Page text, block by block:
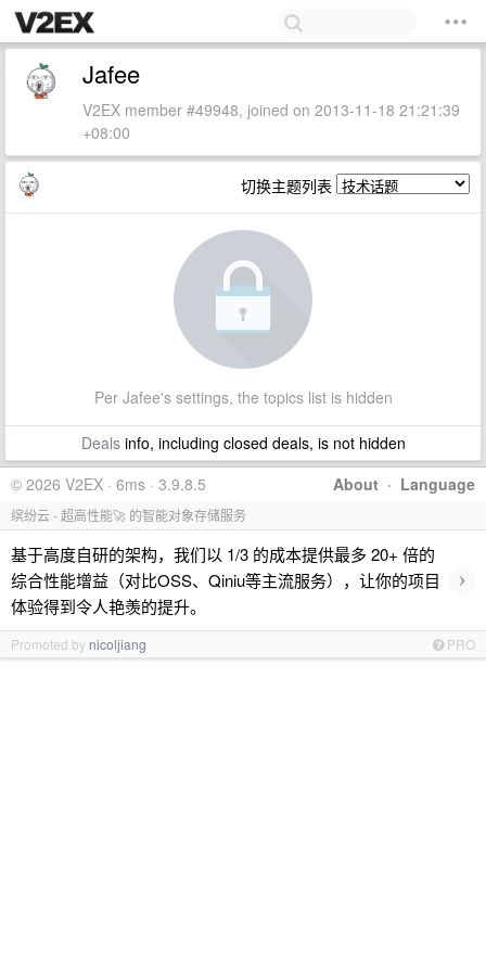
Jafee
V2EX member #49948, joined on 2013-11-18 21:21:39
+08:00
切换主题列表
Per Jafee's settings, the topics list is hidden
Dealsinfo, including closed deals, is not hidden
About · Language
© 2026 V2EX · 6ms · 3.9.8.5
缤纷云 - 超高性能🚀 的智能对象存储服务
基于高度自研的架构，我们以 1/3 的成本提供最多 20+ 倍的
综合性能增益（对比OSS、Qiniu等主流服务），让你的项目
体验得到令人艳羡的提升。
›
Promoted by nicoljiang PRO